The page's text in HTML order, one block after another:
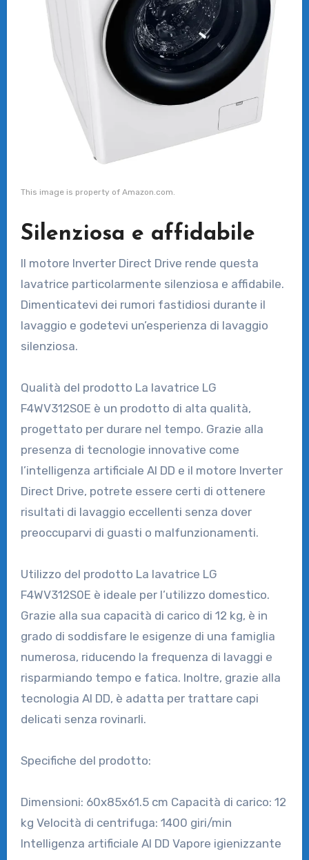
This image is property of Amazon.com.
Silenziosa e affidabile
Il motore Inverter Direct Drive rende questa
lavatrice particolarmente silenziosa e affidabile.
Dimenticatevi dei rumori fastidiosi durante il
lavaggio e godetevi un’esperienza di lavaggio
silenziosa.
Qualità del prodotto La lavatrice LG
F4WV312S0E è un prodotto di alta qualità,
progettato per durare nel tempo. Grazie alla
presenza di tecnologie innovative come
l’intelligenza artificiale AI DD e il motore Inverter
Direct Drive, potrete essere certi di ottenere
risultati di lavaggio eccellenti senza dover
preoccuparvi di guasti o malfunzionamenti.
Utilizzo del prodotto La lavatrice LG
F4WV312S0E è ideale per l’utilizzo domestico.
Grazie alla sua capacità di carico di 12 kg, è in
grado di soddisfare le esigenze di una famiglia
numerosa, riducendo la frequenza di lavaggi e
risparmiando tempo e fatica. Inoltre, grazie alla
tecnologia AI DD, è adatta per trattare capi
delicati senza rovinarli.
Specifiche del prodotto:
Dimensioni: 60x85x61.5 cm Capacità di carico: 12
kg Velocità di centrifuga: 1400 giri/min
Intelligenza artificiale AI DD Vapore igienizzante